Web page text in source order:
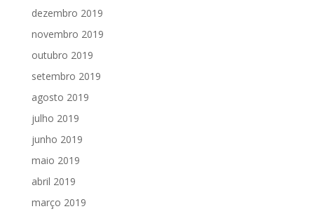
dezembro 2019
novembro 2019
outubro 2019
setembro 2019
agosto 2019
julho 2019
junho 2019
maio 2019
abril 2019
março 2019